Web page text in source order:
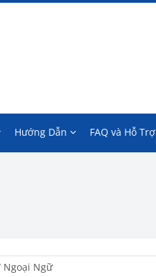
Hướng Dẫn FAQ và Hỗ Trợ